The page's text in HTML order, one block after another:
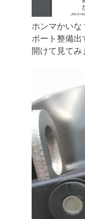
ホンマかいな
ボート整備出
開けて見てみ